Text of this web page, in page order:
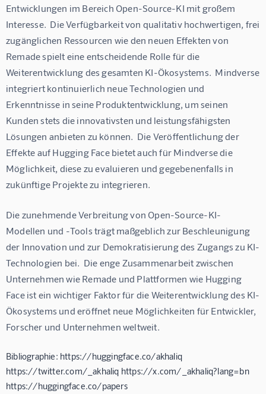
Entwicklungen im Bereich Open-Source-KI mit großem
Interesse.  Die Verfügbarkeit von qualitativ hochwertigen, frei
zugänglichen Ressourcen wie den neuen Effekten von
Remade spielt eine entscheidende Rolle für die
Weiterentwicklung des gesamten KI-Ökosystems.  Mindverse
integriert kontinuierlich neue Technologien und
Erkenntnisse in seine Produktentwicklung, um seinen
Kunden stets die innovativsten und leistungsfähigsten
Lösungen anbieten zu können.  Die Veröffentlichung der
Effekte auf Hugging Face bietet auch für Mindverse die
Möglichkeit, diese zu evaluieren und gegebenenfalls in
zukünftige Projekte zu integrieren.
Die zunehmende Verbreitung von Open-Source-KI-
Modellen und -Tools trägt maßgeblich zur Beschleunigung
der Innovation und zur Demokratisierung des Zugangs zu KI-
Technologien bei.  Die enge Zusammenarbeit zwischen
Unternehmen wie Remade und Plattformen wie Hugging
Face ist ein wichtiger Faktor für die Weiterentwicklung des KI-
Ökosystems und eröffnet neue Möglichkeiten für Entwickler,
Forscher und Unternehmen weltweit.
Bibliographie: https://huggingface.co/akhaliq
https://twitter.com/_akhaliq https://x.com/_akhaliq?lang=bn
https://huggingface.co/papers